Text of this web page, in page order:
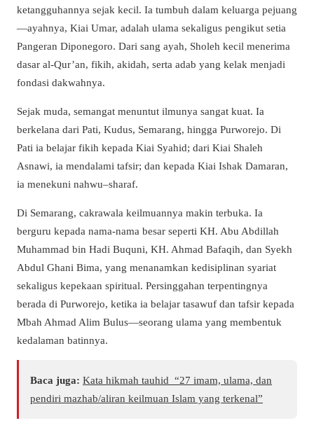
ketangguhannya sejak kecil. Ia tumbuh dalam keluarga pejuang
—ayahnya, Kiai Umar, adalah ulama sekaligus pengikut setia
Pangeran Diponegoro. Dari sang ayah, Sholeh kecil menerima
dasar al-Qur’an, fikih, akidah, serta adab yang kelak menjadi
fondasi dakwahnya.
Sejak muda, semangat menuntut ilmunya sangat kuat. Ia
berkelana dari Pati, Kudus, Semarang, hingga Purworejo. Di
Pati ia belajar fikih kepada Kiai Syahid; dari Kiai Shaleh
Asnawi, ia mendalami tafsir; dan kepada Kiai Ishak Damaran,
ia menekuni nahwu–sharaf.
Di Semarang, cakrawala keilmuannya makin terbuka. Ia
berguru kepada nama-nama besar seperti KH. Abu Abdillah
Muhammad bin Hadi Buquni, KH. Ahmad Bafaqih, dan Syekh
Abdul Ghani Bima, yang menanamkan kedisiplinan syariat
sekaligus kepekaan spiritual. Persinggahan terpentingnya
berada di Purworejo, ketika ia belajar tasawuf dan tafsir kepada
Mbah Ahmad Alim Bulus—seorang ulama yang membentuk
kedalaman batinnya.
Baca juga: Kata hikmah tauhid “27 imam, ulama, dan
pendiri mazhab/aliran keilmuan Islam yang terkenal”